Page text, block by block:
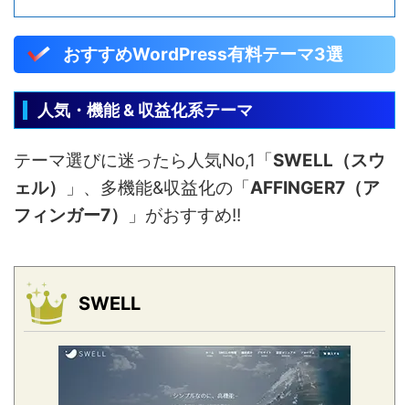
おすすめWordPress有料テーマ3選
人気・機能 & 収益化系テーマ
テーマ選びに迷ったら人気No,1「SWELL（スウ
ェル）
」、多機能&収益化の「AFFINGER7（ア
フィンガー7）
」がおすすめ!!
SWELL